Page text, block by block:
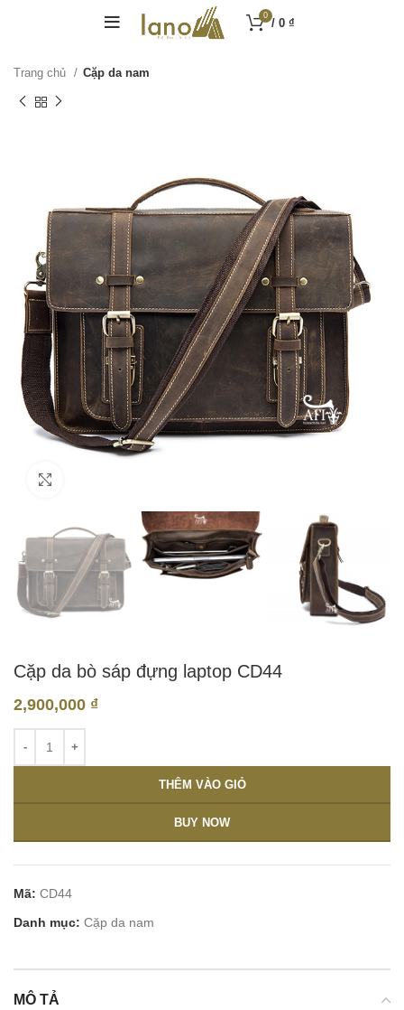
0
/ 0 ₫
Trang chủ Cặp da nam
Cặp da bò sáp đựng laptop CD44
2,900,000 ₫
THÊM VÀO GIỎ
BUY NOW
Mã: CD44
Danh mục: Cặp da nam
MÔ TẢ